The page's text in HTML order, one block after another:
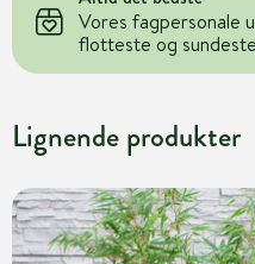
Vores fagpersonale
flotteste og
Lignende produkter